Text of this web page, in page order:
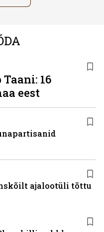
16
eest
ajalootüli tõttu